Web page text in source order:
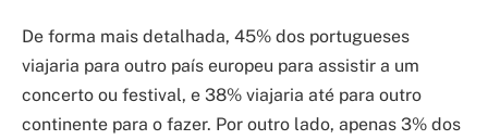
De forma mais detalhada, 45% dos portugueses
viajaria para outro país europeu para assistir a um
concerto ou festival, e 38% viajaria até para outro
continente para o fazer. Por outro lado, apenas 3% dos